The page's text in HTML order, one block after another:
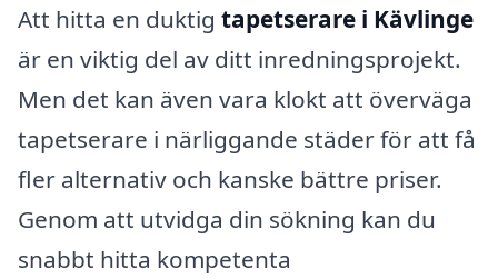
Att hitta en duktig tapetserare i Kävlinge
är en viktig del av ditt inredningsprojekt.
Men det kan även vara klokt att överväga
tapetserare i närliggande städer för att få
fler alternativ och kanske bättre priser.
Genom att utvidga din sökning kan du
snabbt hitta kompetenta